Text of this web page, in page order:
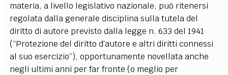
materia, a livello legislativo nazionale, può ritenersi
regolata dalla generale disciplina sulla tutela del
diritto di autore previsto dalla legge n. 633 del 1941
(“Protezione del diritto d’autore e altri diritti connessi
al suo esercizio”), opportunamente novellata anche
negli ultimi anni per far fronte (o meglio per